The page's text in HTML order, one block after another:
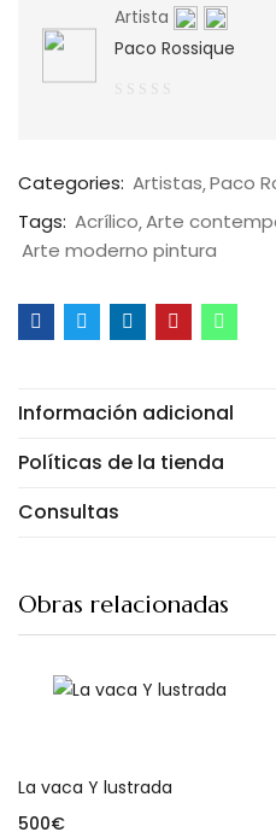
Artista
Paco Rossique
5
Categories: Artistas Paco
Tags: Acrílico Arte
Arte moderno pintura
Información adicional
Políticas de la tienda
Consultas
Obras relacionadas
La vaca Y lustrada
500€